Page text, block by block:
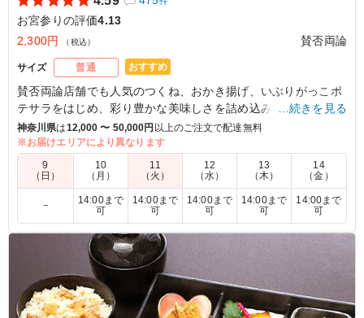
お宮参りの評価4.13
2,300円
（税込） 賛否両論
サイズ 普通 おすすめ
賛否両論店舗でも人気のつくね、おかき揚げ、いぶりがっこポ
テサラをはじめ、彩り豊かな美味しさを詰め込みました。
照り焼き、そぼろ、両方味わえる鶏好き垂涎のお弁当。鶏肉に
よく絡むねぎごまダレで味変するのもおすすめです。
「美味しさも重さもずっしりくるのが嬉しい！」ご飯の上にお
かずを乗せた、笠原が大好きなドカ弁を、賛否両論スタイルで
お楽しみください。
5.0
鶏づくしご飯弁当、とてもおいしかったです！そぼろの味
付けが絶妙で、ご飯にしっかりと合い、食べ進めるほどに
満足感がありました。甘辛い風味がちょうどよく、上品な
味わいです。見た目も丁寧で彩りがきれい。ボリュームも
…続きを見る
神奈川県は12,000 〜 50,000円 以上のご注文で配達無料
※お届けエリアにより異なります
9
（日）
10
（月）
11
（火）
12
（水）
13
（木）
14
（金）
－
14:00まで
可
14:00まで
可
14:00まで
可
14:00まで
可
14:00まで
可